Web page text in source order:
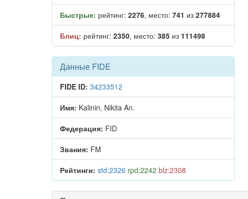
Быстрые: рейтинг: 2276, место: 741 из 277884
Блиц: рейтинг: 2350, место: 385 из 111498
Данные FIDE
FIDE ID: 34233512
Имя: Kalinin, Nikita An.
Федерация: FID
Звания: FM
Рейтинги: std:2326 rpd:2242 blz:2308